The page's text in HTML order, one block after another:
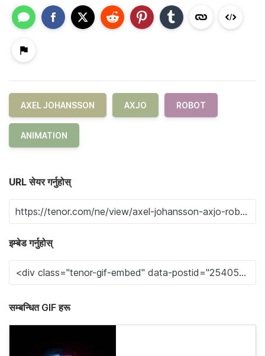
AXEL JOHANSSON AXJO ROBOT
ANIMATION
URL सेयर गर्नुहोस्
इम्बेड गर्नुहोस्
सम्बन्धित GIF हरू